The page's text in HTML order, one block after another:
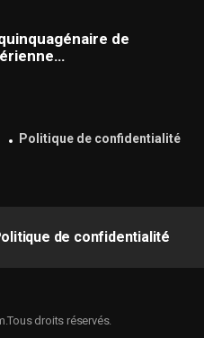
de
Politique de confidentialité
de confidentialité
droits réservés.